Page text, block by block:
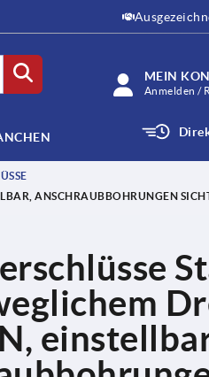
MEIN
Anmelden /
ANSCHRAUBBOHRUNGEN